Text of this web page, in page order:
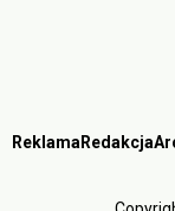
Reklama Redakcja